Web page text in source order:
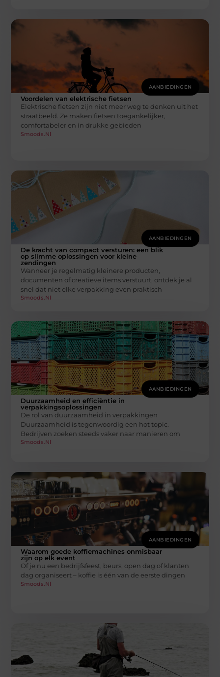
AANBIEDINGEN
Voordelen van elektrische fietsen
Elektrische fietsen zijn niet meer weg te denken uit het
straatbeeld. Ze maken fietsen toegankelijker,
comfortabeler en in drukke gebieden
Smoods.nl
AANBIEDINGEN
De kracht van compact versturen: een blik
op slimme oplossingen voor kleine
zendingen
Wanneer je regelmatig kleinere producten,
documenten of creatieve items verstuurt, ontdek je al
snel dat niet elke verpakking even praktisch
Smoods.nl
AANBIEDINGEN
Duurzaamheid en efficiëntie in
verpakkingsoplossingen
De rol van duurzaamheid in verpakkingen
Duurzaamheid is tegenwoordig een hot topic.
Bedrijven zoeken steeds vaker naar manieren om
Smoods.nl
AANBIEDINGEN
Waarom goede koffiemachines onmisbaar
zijn op elk event
Of je nu een bedrijfsfeest, beurs, open dag of klanten
dag organiseert – koffie is één van de eerste dingen
Smoods.nl